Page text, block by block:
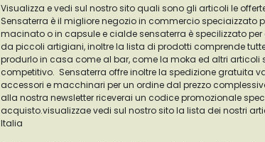
Visualizza e vedi sul nostro sito quali sono gli articoli le
Sensaterra è il migliore negozio in commercio speciaizzato
macinato o in capsule e cialde sensaterra è specilizzato
da piccoli artigiani, inoltre la lista di prodotti comprende
produrlo in casa come al bar, come la moka ed altri articoli
competitivo. Sensaterra offre inoltre la spedizione gratuita
accessori e macchinari per un ordine dal prezzo
alla nostra newsletter riceverai un codice promozionale
acquisto.visualizzae vedi sul nostro sito la lista dei nostri
Italia